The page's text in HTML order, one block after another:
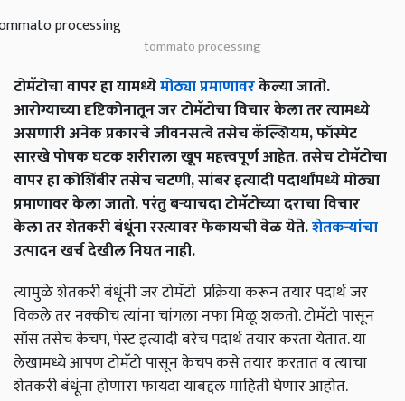
tommato processing
टोमॅटोचा वापर हा यामध्येमोठ्या प्रमाणावरकेल्या जातो.
आरोग्याच्या दृष्टिकोनातून जर टोमॅटोचा विचार केला तर त्यामध्ये
असणारी अनेक प्रकारचे जीवनसत्वे तसेच कॅल्शियम, फॉस्पेट
सारखे पोषक घटक शरीराला खूप महत्त्वपूर्ण आहेत. तसेच टोमॅटोचा
वापर हा कोशिंबीर तसेच चटणी, सांबर इत्यादी पदार्थांमध्ये मोठ्या
प्रमाणावर केला जातो. परंतु बऱ्याचदा टोमॅटोच्या दराचा विचार
केला तर शेतकरी बंधूंना रस्त्यावर फेकायची वेळ येते.शेतकऱ्यांचा
उत्पादन खर्च देखील निघत नाही.
त्यामुळे शेतकरी बंधूंनी जर टोमॅटो प्रक्रिया करून तयार पदार्थ जर
विकले तर नक्कीच त्यांना चांगला नफा मिळू शकतो. टोमॅटो पासून
सॉस तसेच केचप, पेस्ट इत्यादी बरेच पदार्थ तयार करता येतात. या
लेखामध्ये आपण टोमॅटो पासून केचप कसे तयार करतात व त्याचा
शेतकरी बंधूंना होणारा फायदा याबद्दल माहिती घेणार आहोत.